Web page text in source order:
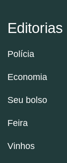
Editorias
Polícia
Economia
Seu bolso
Feira
Vinhos